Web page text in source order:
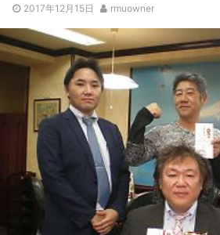
2017年12月15日 rmuowner